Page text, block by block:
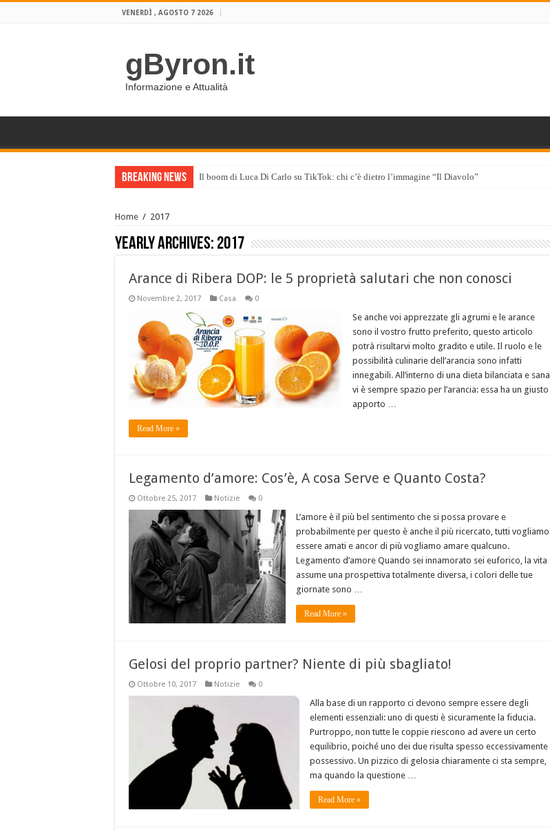
VENERDÌ , AGOSTO 7 2026
gByron.it
Informazione e Attualità
Breaking News Il boom di Luca Di Carlo su TikTok: chi c’è dietro l’immagine “Il Diavolo”
Home / 2017
Yearly Archives: 2017
Arance di Ribera DOP: le 5 proprietà salutari che non conosci
Novembre 2, 2017 Casa 0
Se anche voi apprezzate gli agrumi e le arance
sono il vostro frutto preferito, questo articolo
potrà risultarvi molto gradito e utile. Il ruolo e le
possibilità culinarie dell’arancia sono infatti
innegabili. All’interno di una dieta bilanciata e sana
vi è sempre spazio per l’arancia: essa ha un giusto
apporto …
Read More »
Legamento d’amore: Cos’è, A cosa Serve e Quanto Costa?
Ottobre 25, 2017 Notizie 0
L’amore è il più bel sentimento che si possa provare e
probabilmente per questo è anche il più ricercato, tutti vogliamo
essere amati e ancor di più vogliamo amare qualcuno.
Legamento d’amore Quando sei innamorato sei euforico, la vita
assume una prospettiva totalmente diversa, i colori delle tue
giornate sono …
Read More »
Gelosi del proprio partner? Niente di più sbagliato!
Ottobre 10, 2017 Notizie 0
Alla base di un rapporto ci devono sempre essere degli
elementi essenziali: uno di questi è sicuramente la fiducia.
Purtroppo, non tutte le coppie riescono ad avere un certo
equilibrio, poiché uno dei due risulta spesso eccessivamente
possessivo. Un pizzico di gelosia chiaramente ci sta sempre,
ma quando la questione …
Read More »